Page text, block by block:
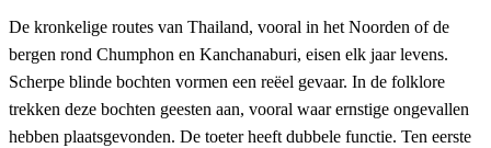
De kronkelige routes van Thailand, vooral in het Noorden of de
bergen rond Chumphon en Kanchanaburi, eisen elk jaar levens.
Scherpe blinde bochten vormen een reëel gevaar. In de folklore
trekken deze bochten geesten aan, vooral waar ernstige ongevallen
hebben plaatsgevonden. De toeter heeft dubbele functie. Ten eerste